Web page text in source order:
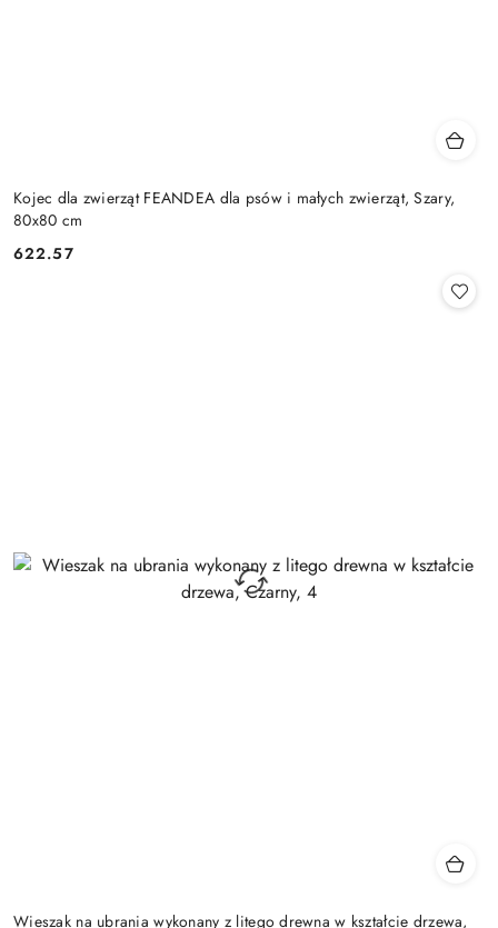
Kojec dla zwierząt FEANDEA dla psów i małych zwierząt, Szary,
80x80 cm
Cena:
622.57
Wieszak na ubrania wykonany z litego drewna w kształcie drzewa,